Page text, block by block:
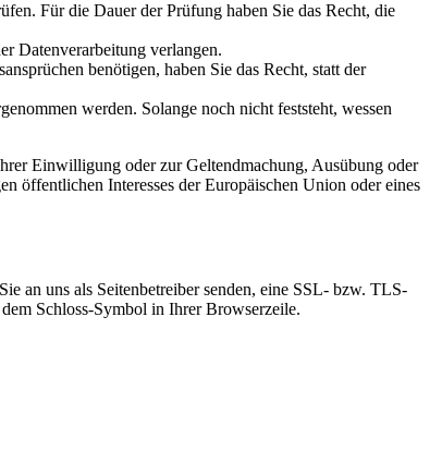
Für die Dauer der Prüfung haben Sie das Recht, die
Datenverarbeitung verlangen.
benötigen, haben Sie das Recht, statt der
werden. Solange noch nicht feststeht, wessen
Einwilligung oder zur Geltendmachung, Ausübung oder
öffentlichen Interesses der Europäischen Union oder eines
an uns als Seitenbetreiber senden, eine SSL- bzw. TLS-
Schloss-Symbol in Ihrer Browserzeile.